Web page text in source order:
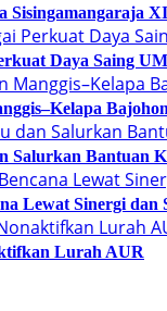
Sisingamangaraja
Daya Saing
Salurkan Bantuan
Lewat Sinergi dan
Lurah AUR